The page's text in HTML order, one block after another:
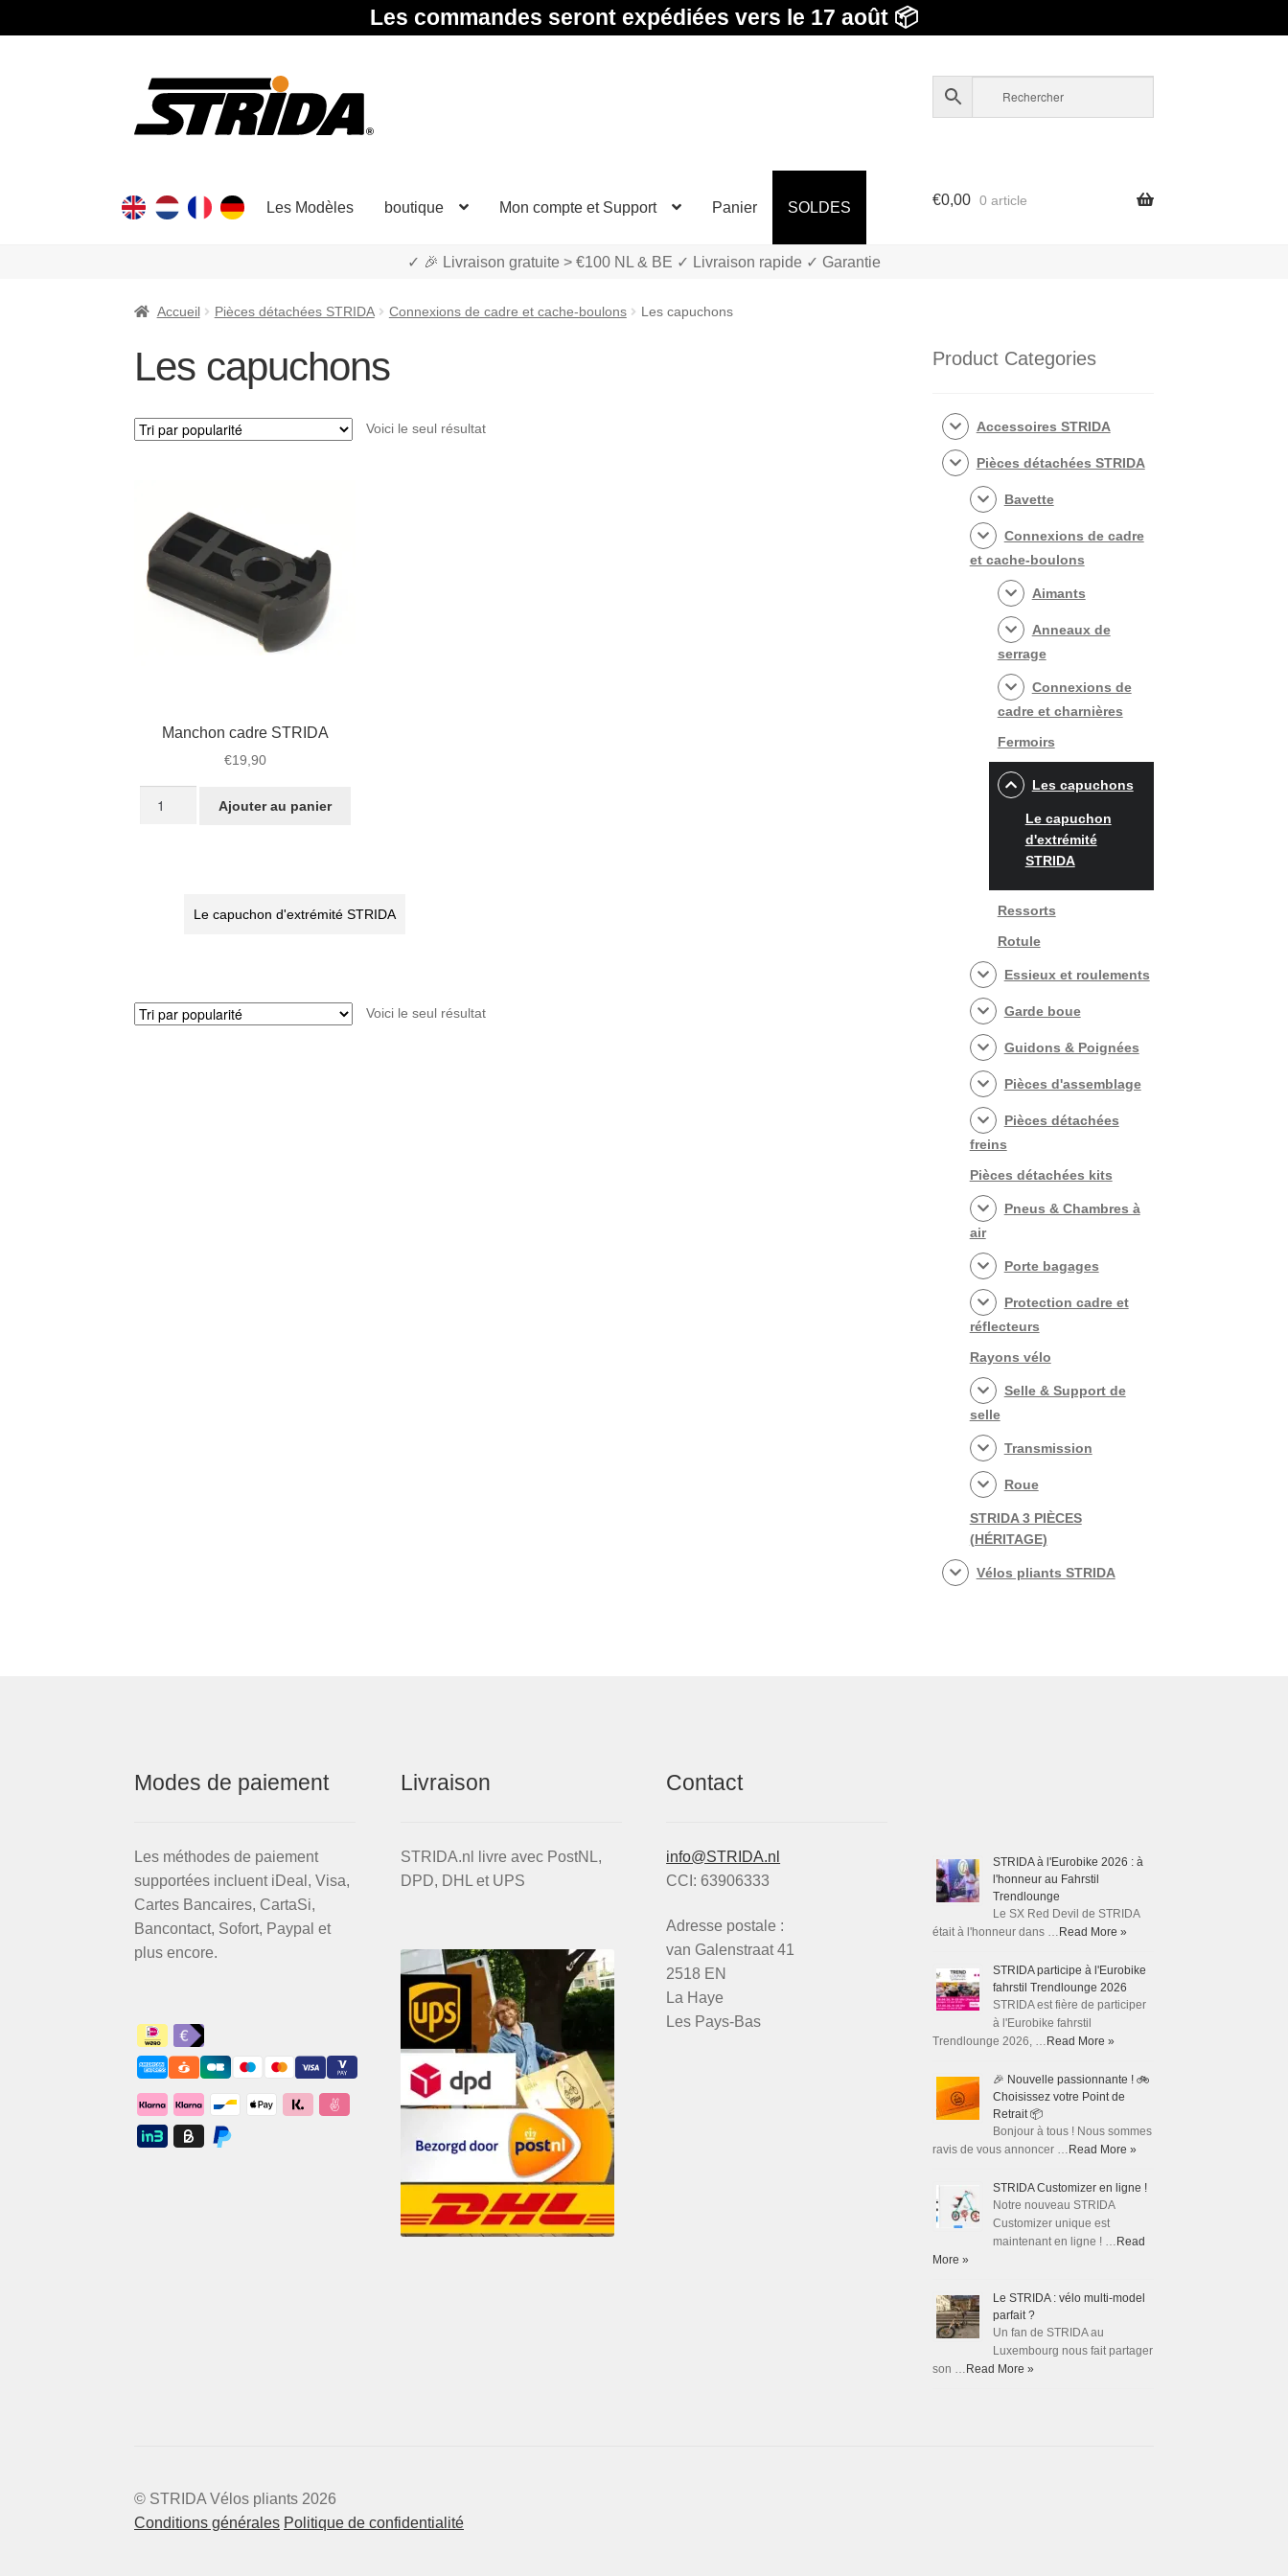
Les commandes seront expédiées vers le 17 août 📦
Aller
la
Aller
contenu
Les Modèles boutique Mon compte et Support Panier SOLDES €0,00 0 article
✓ 🎉 Livraison gratuite > €100 NL & BE ✓ Livraison rapide ✓ Garantie
Accueil Pièces détachées STRIDA Connexions de cadre et cache-boulons Les capuchons
Les capuchons
Voici le seul résultat
Manchon cadre STRIDA
€19,90
Ajouter au panier
Le capuchon d'extrémité STRIDA
Voici le seul résultat
Product Categories
Accessoires STRIDA
Pièces détachées STRIDA
Bavette
Connexions de cadre
et cache-boulons
Aimants
Anneaux de
serrage
Connexions de
cadre et charnières
Fermoirs
Les capuchons
Le capuchon
d'extrémité
STRIDA
Ressorts
Rotule
Essieux et roulements
Garde boue
Guidons & Poignées
Pièces d'assemblage
Pièces détachées
freins
Pièces détachées kits
Pneus & Chambres à
air
Porte bagages
Protection cadre et
réflecteurs
Rayons vélo
Selle & Support de
selle
Transmission
Roue
STRIDA 3 PIÈCES
(HÉRITAGE)
Vélos pliants STRIDA
Modes de paiement
Les méthodes de paiement
supportées incluent iDeal, Visa,
Cartes Bancaires, CartaSi,
Bancontact, Sofort, Paypal et
plus encore.
Livraison
STRIDA.nl livre avec PostNL,
DPD, DHL et UPS
Contact
info@STRIDA.nl
CCI: 63906333
Adresse postale :
van Galenstraat 41
2518 EN
La Haye
Les Pays-Bas
STRIDA à l'Eurobike 2026 : à
l'honneur au Fahrstil
Trendlounge
Le SX Red Devil de STRIDA
était à l'honneur dans … Read More »
STRIDA participe à l'Eurobike
fahrstil Trendlounge 2026
STRIDA est fière de participer
à l'Eurobike fahrstil
Trendlounge 2026, … Read More »
🎉 Nouvelle passionnante ! 🚲
Choisissez votre Point de
Retrait 📦
Bonjour à tous ! Nous sommes
ravis de vous annoncer … Read More »
STRIDA Customizer en ligne !
Notre nouveau STRIDA
Customizer unique est
maintenant en ligne ! … Read
More »
Le STRIDA : vélo multi-model
parfait ?
Un fan de STRIDA au
Luxembourg nous fait partager
son … Read More »
© STRIDA Vélos pliants 2026
Conditions générales Politique de confidentialité